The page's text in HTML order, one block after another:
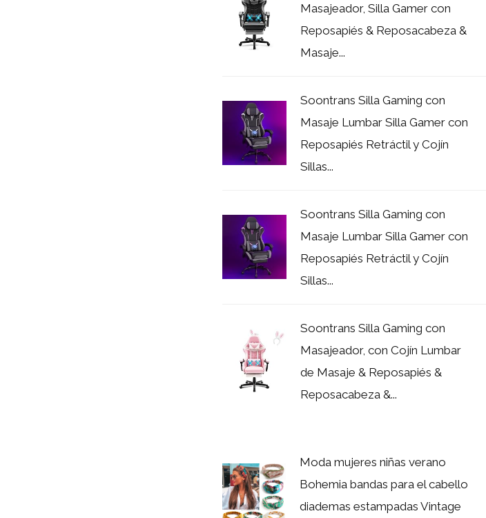
Masajeador, Silla Gamer con
Reposapiés & Reposacabeza &
Masaje...
Soontrans Silla Gaming con
Masaje Lumbar Silla Gamer con
Reposapiés Retráctil y Cojín
Sillas...
Soontrans Silla Gaming con
Masaje Lumbar Silla Gamer con
Reposapiés Retráctil y Cojín
Sillas...
Soontrans Silla Gaming con
Masajeador, con Cojín Lumbar
de Masaje & Reposapiés &
Reposacabeza &...
Moda mujeres niñas verano
Bohemia bandas para el cabello
diademas estampadas Vintage